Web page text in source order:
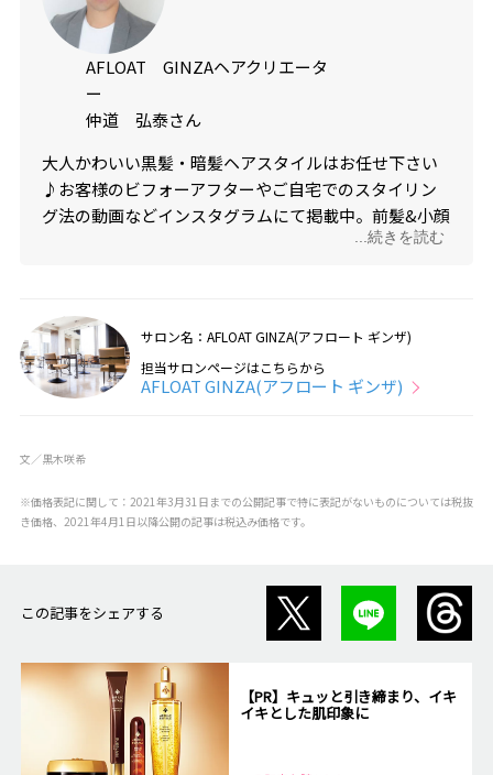
AFLOAT GINZAヘアクリエータ
ー
仲道 弘泰さん
大人かわいい黒髪・暗髪ヘアスタイルはお任せ下さい
♪お客様のビフォーアフターやご自宅でのスタイリン
グ法の動画などインスタグラムにて掲載中。前髪&小顔
カットが大得意！ふんわりパーマは仲道にお任せ。
...続きを読む
サロン名：AFLOAT GINZA(アフロート ギンザ)
担当サロンページはこちらから
AFLOAT GINZA(アフロート ギンザ)
文／黒木咲希
※価格表記に関して：2021年3月31日までの公開記事で特に表記がないものについては税抜
き価格、2021年4月1日以降公開の記事は税込み価格です。
この記事をシェアする
【PR】キュッと引き締まり、イキ
イキとした肌印象に